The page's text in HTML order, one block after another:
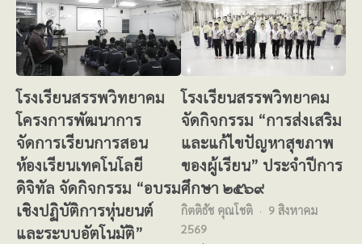
โรงเรียนสรรพวิทยาคม
โครงการพัฒนาการ
จัดการเรียนการสอน
ห้องเรียนเทคโนโลยี
ดิจิทัล จัดกิจกรรม “อบรม
เชิงปฏิบัติการหุ่นยนต์
และระบบอัตโนมัติ”
โรงเรียนสรรพวิทยาคม
จัดกิจกรรม “การส่งเสริม
และแก้ไขปัญหาสุขภาพ
ของผู้เรียน” ประจำปีการ
ศึกษา ๒๕๖๙
กิตติธัช คุณโชติ
9 สิงหาคม
2569